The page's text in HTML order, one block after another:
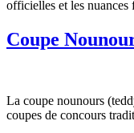
officielles et les
Coupe
La coupe nounours
coupes de concours